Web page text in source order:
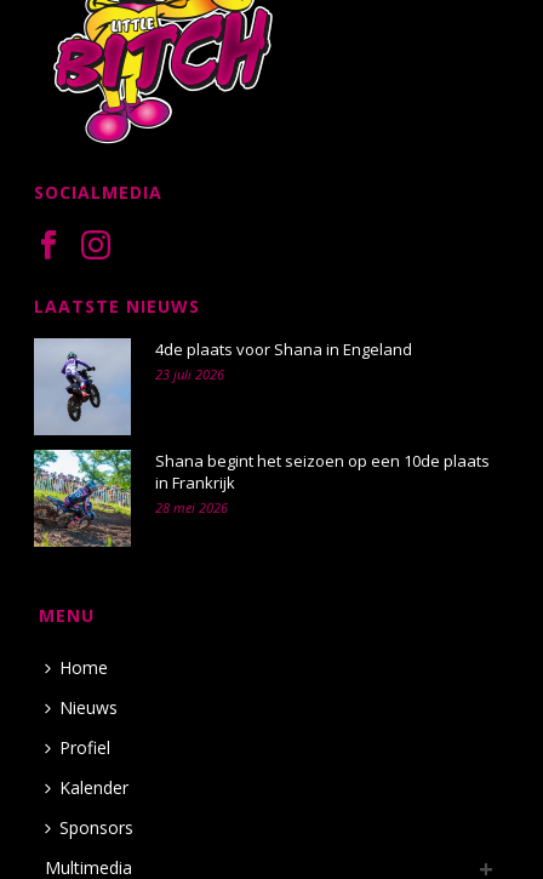
SOCIALMEDIA
LAATSTE NIEUWS
4de plaats voor Shana in Engeland
23 juli 2026
Shana begint het seizoen op een 10de plaats
in Frankrijk
28 mei 2026
MENU
Home
Nieuws
Profiel
Kalender
Sponsors
Multimedia